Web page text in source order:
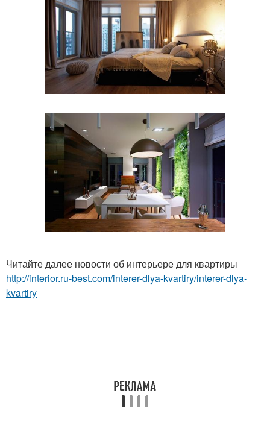
Читайте далее новости об интерьере для квартиры
http://interior.ru-best.com/interer-dlya-kvartiry/interer-dlya-
kvartiry